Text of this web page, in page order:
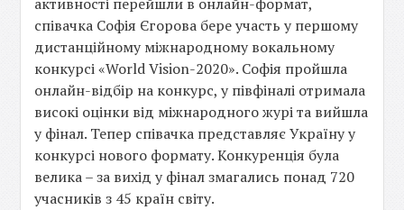
активності перейшли в онлайн-формат,
співачка Софія Єгорова бере участь у першому
дистанційному міжнародному вокальному
конкурсі «World Vision-2020». Софія пройшла
онлайн-відбір на конкурс, у півфіналі отримала
високі оцінки від міжнародного журі та вийшла
у фінал. Тепер співачка представляє Україну у
конкурсі нового формату. Конкуренція була
велика – за вихід у фінал змагались понад 720
учасників з 45 країн світу.